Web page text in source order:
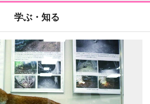
学ぶ・知る